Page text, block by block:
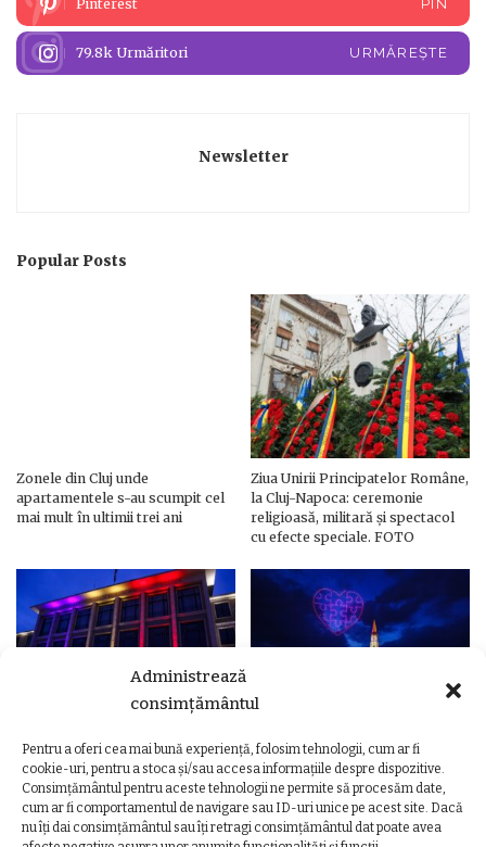
Administrează
consimțământul
Pentru a oferi cea mai bună experiență, folosim tehnologii, cum ar fi
cookie-uri, pentru a stoca și/sau accesa informațiile despre dispozitive.
Consimțământul pentru aceste tehnologii ne permite să procesăm date,
cum ar fi comportamentul de navigare sau ID-uri unice pe acest site. Dacă
nu îți dai consimțământul sau îți retragi consimțământul dat poate avea
Pinterest PIN
79.8k Urmăritori URMĂREȘTE
Newsletter
Popular Posts
Zonele din Cluj unde
apartamentele s-au scumpit cel
mai mult în ultimii trei ani
Ziua Unirii Principatelor Române,
la Cluj-Napoca: ceremonie
religioasă, militară și spectacol
cu efecte speciale. FOTO
Ziua Unirii Principatelor Române
– Clădiri și poduri din Cluj,
iluminate în culorile drapelului
Ziua Unirii la Cluj-Napoca.
Programul complet al
evenimentelor